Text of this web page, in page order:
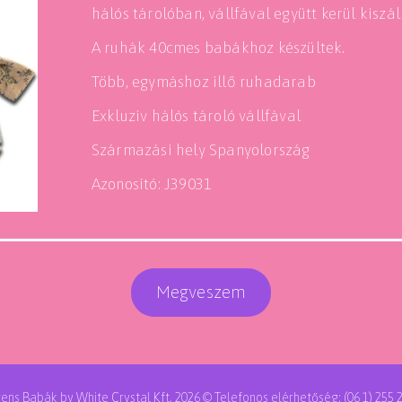
hálós tárolóban, vállfával együtt kerül
A ruhák 40cmes babákhoz készültek.
Több, egymáshoz illő ruhadarab
Exkluzív hálós tároló vállfával
Származási hely Spanyolország
Azonosító: J39031
Megveszem
Babák by White Crystal Kft. 2026 © Telefonos elérhetőség: (06 1) 255